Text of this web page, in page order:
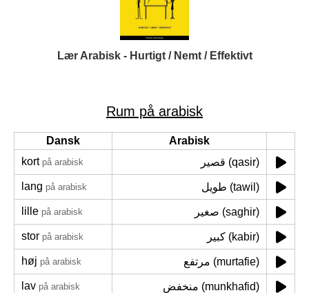
Lær Arabisk - Hurtigt / Nemt / Effektivt
Rum på arabisk
Dansk
Arabisk
kort på arabisk قصير (qasir)
lang på arabisk طويل (tawil)
lille på arabisk صغير (saghir)
stor på arabisk كبير (kabir)
høj på arabisk مرتفع (murtafie)
lav på arabisk منخفض (munkhafid)